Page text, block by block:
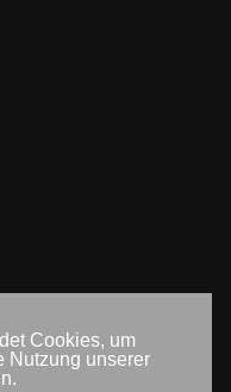
Cookies, um
Nutzung unserer